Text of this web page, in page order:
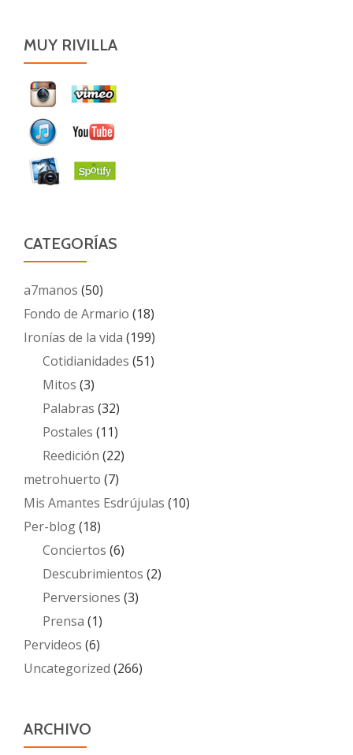
MUY RIVILLA
CATEGORÍAS
a7manos (50)
Fondo de Armario (18)
Ironías de la vida (199)
Cotidianidades (51)
Mitos (3)
Palabras (32)
Postales (11)
Reedición (22)
metrohuerto (7)
Mis Amantes Esdrújulas (10)
Per-blog(18)
Conciertos (6)
Descubrimientos (2)
Perversiones (3)
Prensa (1)
Pervideos (6)
Uncategorized (266)
ARCHIVO